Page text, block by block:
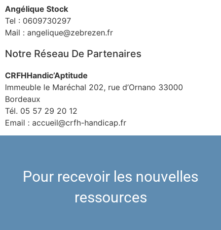
Angélique Stock
Tel : 0609730297
Mail : angelique@zebrezen.fr
Notre Réseau De Partenaires
CRFHHandic’Aptitude
Immeuble le Maréchal 202, rue d’Ornano 33000
Bordeaux
Tél. 05 57 29 20 12
Email : accueil@crfh-handicap.fr
Pour recevoir les nouvelles
ressources